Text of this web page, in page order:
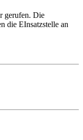
gerufen. Die
die EInsatzstelle an